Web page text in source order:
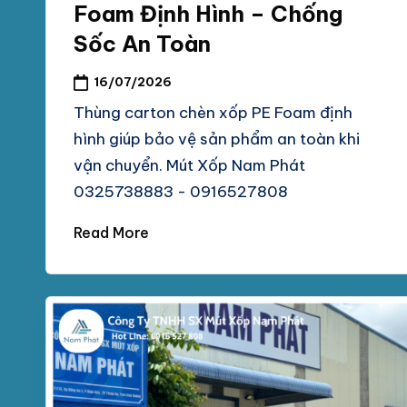
TpHCM,
Bình
Dương
Foam Định Hình – Chống
Sốc An Toàn
16/07/2026
Thùng carton chèn xốp PE Foam định
hình giúp bảo vệ sản phẩm an toàn khi
vận chuyển. Mút Xốp Nam Phát
0325738883 - 0916527808
Read More